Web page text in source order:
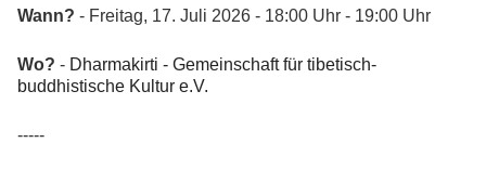
Wann? - Freitag, 17. Juli 2026 - 18:00 Uhr - 19:00 Uhr
Wo? - Dharmakirti - Gemeinschaft für tibetisch-
buddhistische Kultur e.V.
-----